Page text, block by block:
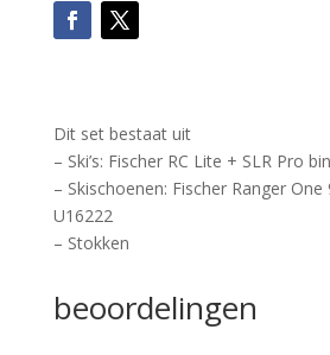
Dit set bestaat uit
– Ski’s: Fischer RC Lite + SLR Pro
– Skischoenen: Fischer Ranger One
U16222
– Stokken
beoordelingen